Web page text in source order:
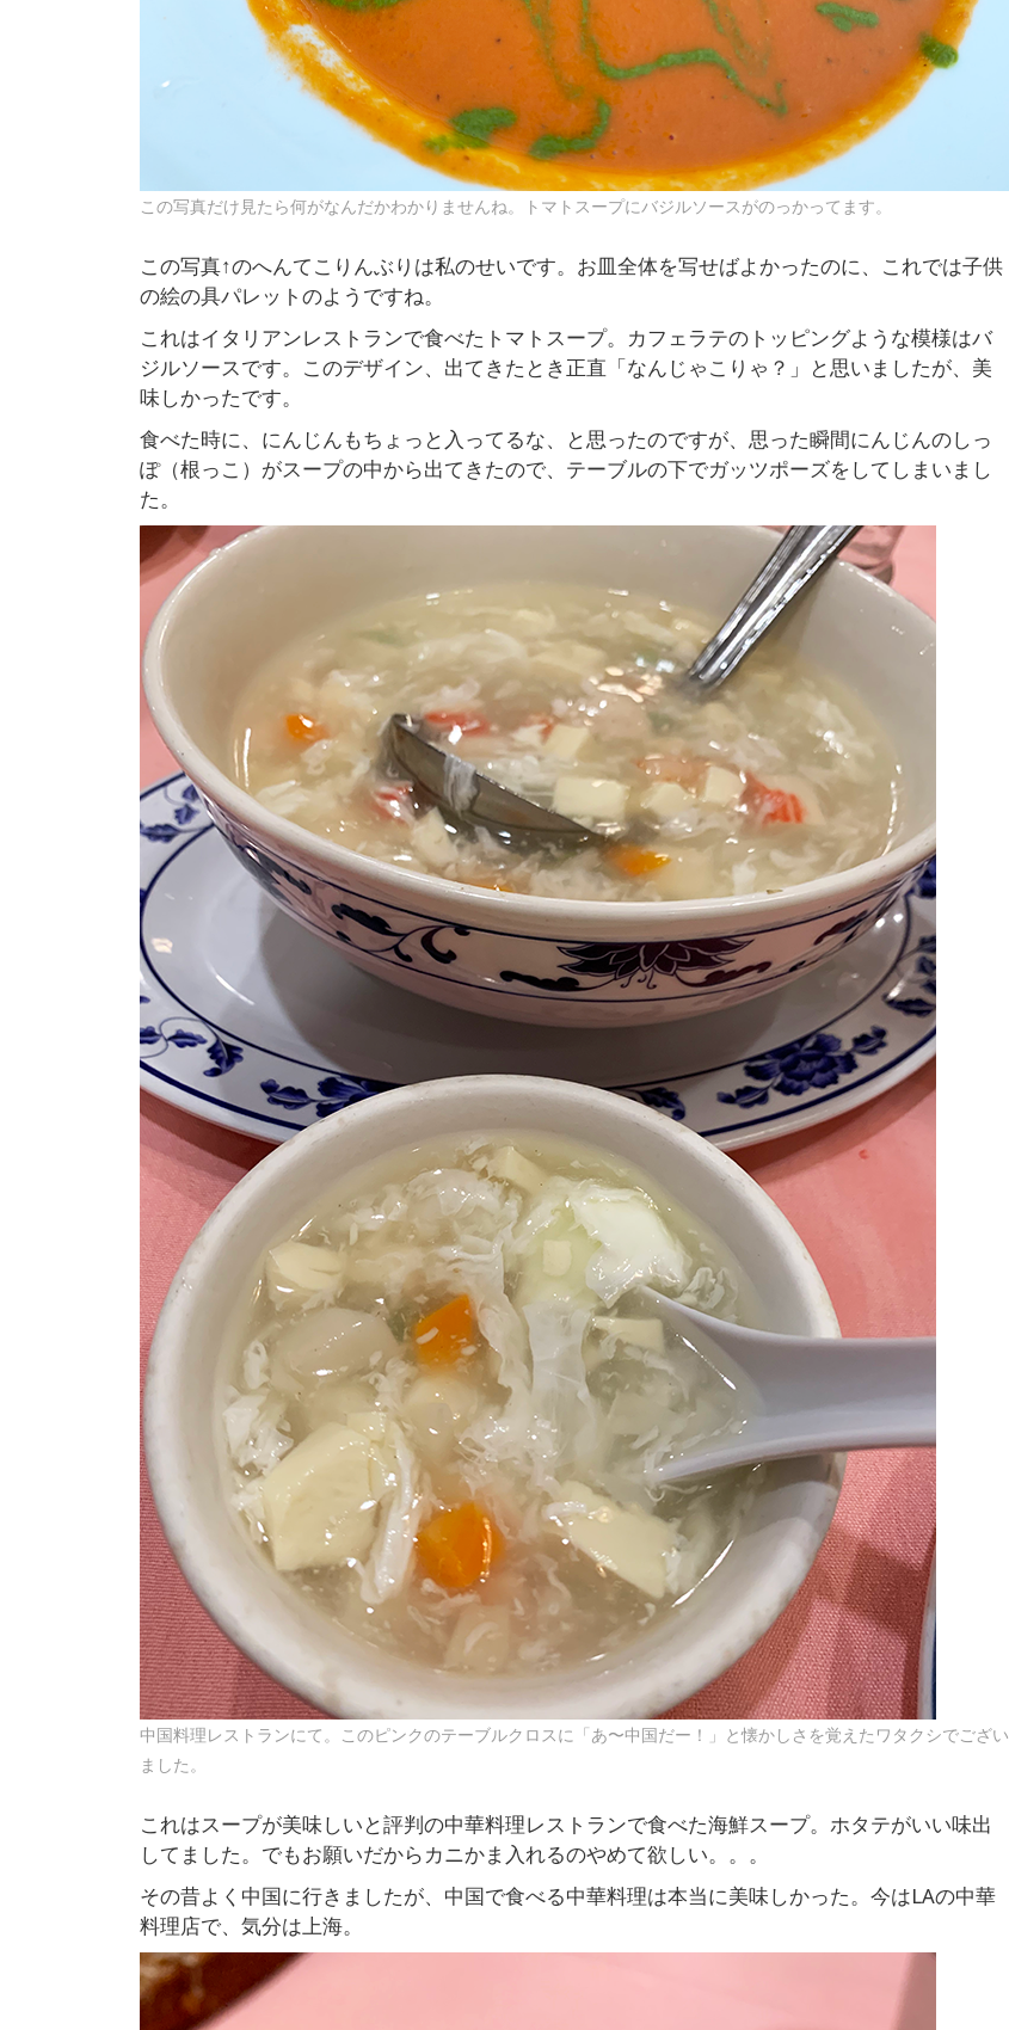
この写真だけ見たら何がなんだかわかりませんね。トマトスープにバジルソースがのっかってます。
この写真↑のへんてこりんぶりは私のせいです。お皿全体を写せばよかったのに、これでは子供
の絵の具パレットのようですね。
これはイタリアンレストランで食べたトマトスープ。カフェラテのトッピングような模様はバ
ジルソースです。このデザイン、出てきたとき正直「なんじゃこりゃ？」と思いましたが、美
味しかったです。
食べた時に、にんじんもちょっと入ってるな、と思ったのですが、思った瞬間にんじんのしっ
ぽ（根っこ）がスープの中から出てきたので、テーブルの下でガッツポーズをしてしまいまし
た。
中国料理レストランにて。このピンクのテーブルクロスに「あ〜中国だー！」と懐かしさを覚えたワタクシでござい
ました。
これはスープが美味しいと評判の中華料理レストランで食べた海鮮スープ。ホタテがいい味出
してました。でもお願いだからカニかま入れるのやめて欲しい。。。
その昔よく中国に行きましたが、中国で食べる中華料理は本当に美味しかった。今はLAの中華
料理店で、気分は上海。